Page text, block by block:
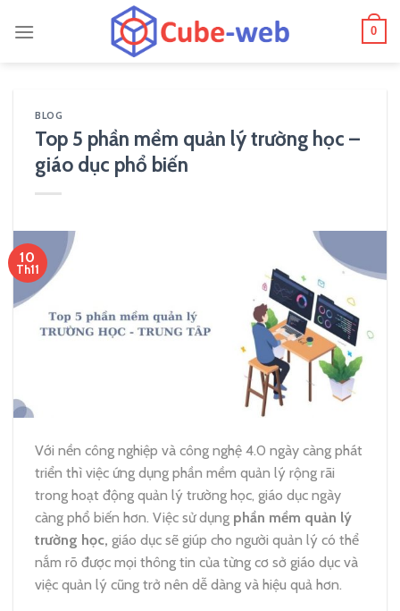
0
BLOG
Top 5 phần mềm quản lý trường học –
giáo dục phổ biến
10
Th11
Với nền công nghiệp và công nghệ 4.0 ngày càng phát
triển thì việc ứng dụng phần mềm quản lý rộng rãi
trong hoạt động quản lý trường học, giáo dục ngày
càng phổ biến hơn. Việc sử dụng phần mềm quản lý
trường học, giáo dục sẽ giúp cho người quản lý có thể
nắm rõ được mọi thông tin của từng cơ sở giáo dục và
việc quản lý cũng trở nên dễ dàng và hiệu quả hơn.